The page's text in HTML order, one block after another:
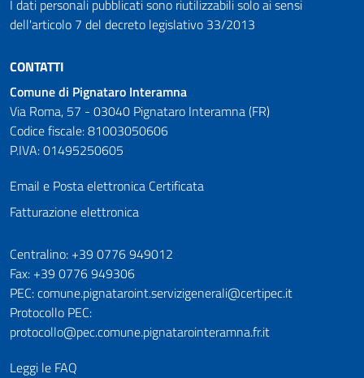
I dati personali pubblicati sono riutilizzabili solo ai sensi
dell'articolo 7 del decreto legislativo 33/2013
CONTATTI
Comune di Pignataro Interamna
Via Roma, 57 - 03040 Pignataro Interamna (FR)
Codice fiscale: 81003050606
P.IVA: 01495250605
Email e Posta elettronica Certificata
Fatturazione elettronica
Numeri utili
Centralino: +39 0776 949012
Fax: +39 0776 949306
PEC: comune.pignataroint.servizigenerali@certipec.it
Protocollo PEC:
protocollo@pec.comune.pignatarointeramna.fr.it
Leggi le FAQ